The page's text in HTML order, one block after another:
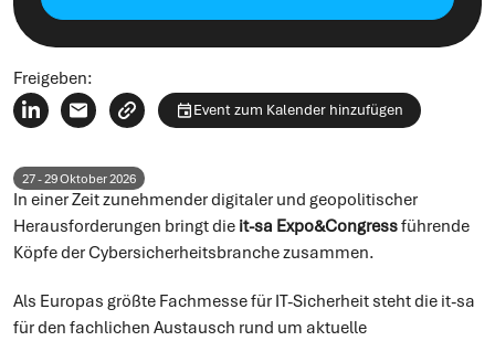
Freigeben:
Event zum Kalender hinzufügen
27 - 29 Oktober 2026
In einer Zeit zunehmender digitaler und geopolitischer
Herausforderungen bringt die it-sa Expo&Congressführende
Köpfe der Cybersicherheitsbranche zusammen.
Als Europas größte Fachmesse für IT-Sicherheit steht die it-sa
für den fachlichen Austausch rund um aktuelle